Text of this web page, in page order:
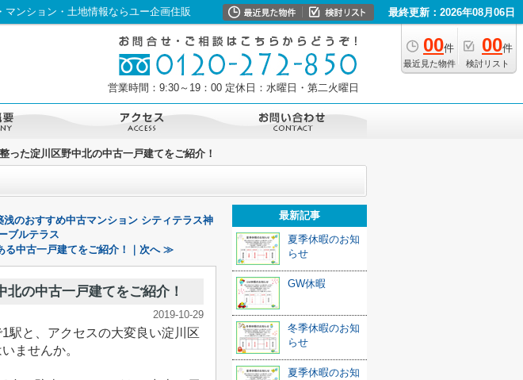
ンション・土地情報ならユー企画住販 最終更新：2026年08月06日
00件
最近見た物件
00件
検討リスト
営業時間：9:30～19：00 定休日：水曜日・第二火曜日
った淀川区野中北の中古一戸建てをご紹介！
のおすすめ中古マンション シティテラス神
ブルテラス
る中古一戸建てをご紹介！｜次へ ≫
の中古一戸建てをご紹介！
2019-10-29
1駅と、アクセスの大変良い淀川区
ませんか。
最新記事
夏季休暇のお知
らせ
GW休暇
冬季休暇のお知
らせ
夏季休暇のお知